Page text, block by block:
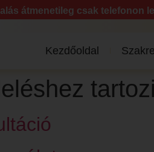
átmenetileg csak telefonon
Kezdőoldal